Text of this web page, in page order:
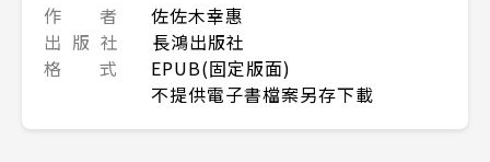
作 者
佐佐木幸惠
出 版 社
長鴻出版社
格 式
EPUB(固定版面)
不提供電子書檔案另存下載